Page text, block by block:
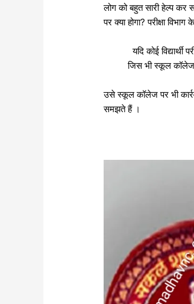
लोग को बहुत सारी हेल्प
पर क्या होगा? परीक्षा
यदि कोई
जिस भी स्कूल कॉलेज
उसे स्कूल कॉलेज पर भी
समझते हैं ।